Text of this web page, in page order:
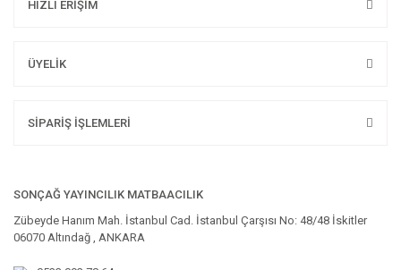
HIZLI ERİŞİM
ÜYELİK
SİPARİŞ İŞLEMLERİ
SONÇAĞ YAYINCILIK MATBAACILIK
Zübeyde Hanım Mah. İstanbul Cad. İstanbul Çarşısı No: 48/48 İskitler
06070 Altındağ , ANKARA